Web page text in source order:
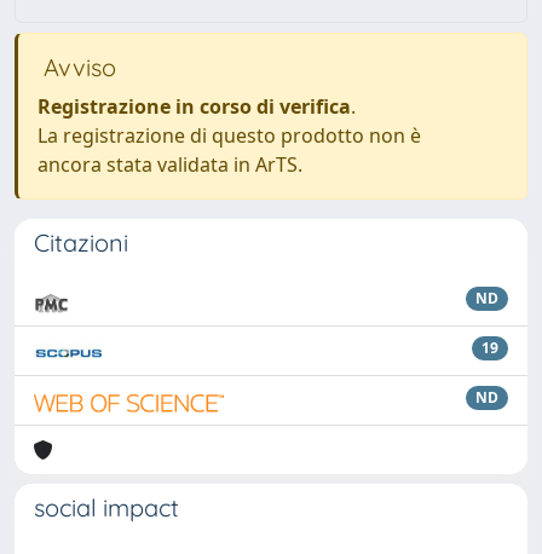
Avviso
Registrazione in corso di verifica.
La registrazione di questo prodotto non è
ancora stata validata in ArTS.
Citazioni
ND
19
ND
social impact